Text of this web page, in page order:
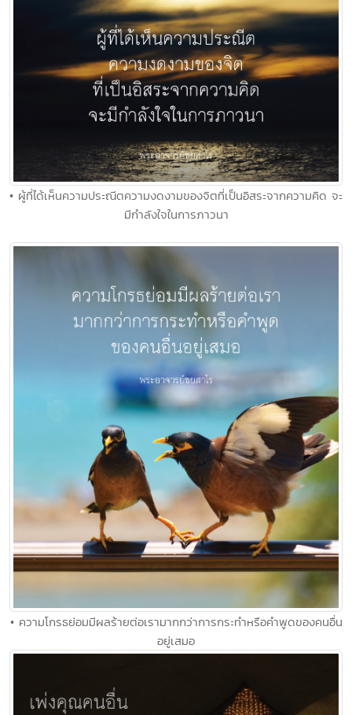
• ผู้ที่ได้เห็นความประณีตความงดงามของจิตที่เป็นอิสระจากความคิด จะ
มีกำลังใจในการภาวนา
• ความโกรธย่อมมีผลร้ายต่อเรามากกว่าการกระทำหรือคำพูดของคนอื่น
อยู่เสมอ